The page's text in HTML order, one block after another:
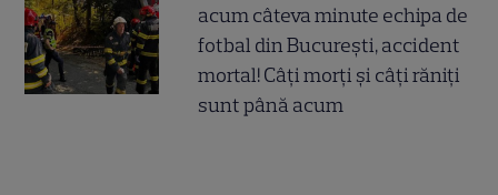
acum câteva minute echipa de
fotbal din București, accident
mortal! Câți morți și câți răniți
sunt până acum